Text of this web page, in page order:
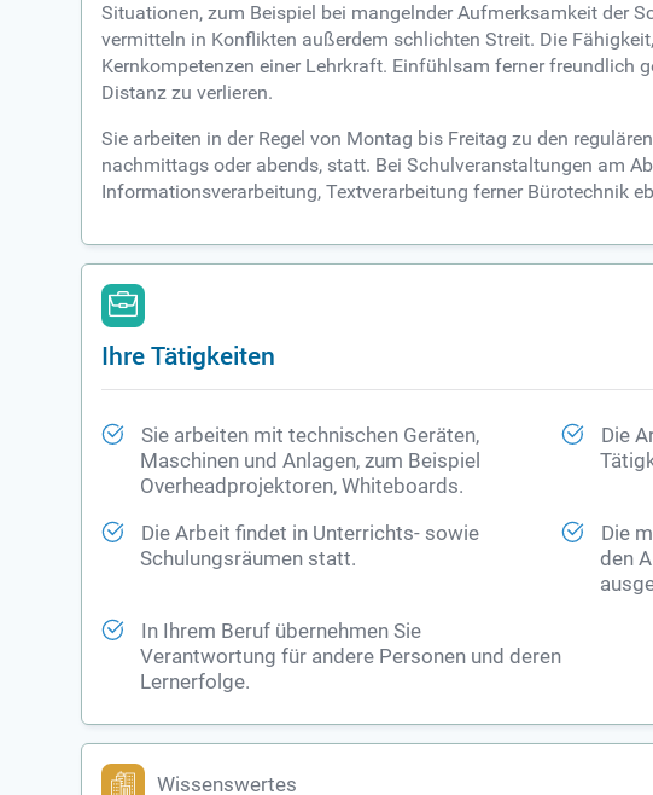
Situationen, zum Beispiel bei mangelnder Aufmerksamkeit der
vermitteln in Konflikten außerdem schlichten Streit. Die
Kernkompetenzen einer Lehrkraft. Einfühlsam ferner freundlich
Distanz zu verlieren.
Sie arbeiten in der Regel von Montag bis Freitag zu den
nachmittags oder abends, statt. Bei Schulveranstaltungen am
Informationsverarbeitung, Textverarbeitung ferner Bürotechnik
Ihre Tätigkeiten
Sie arbeiten mit technischen Geräten,
Maschinen und Anlagen, zum Beispiel
Overheadprojektoren, Whiteboards.
Die
Die Arbeit findet in Unterrichts- sowie
Schulungsräumen statt.
Die
den
In Ihrem Beruf übernehmen Sie
Verantwortung für andere Personen und deren
Lernerfolge.
Wissenswertes